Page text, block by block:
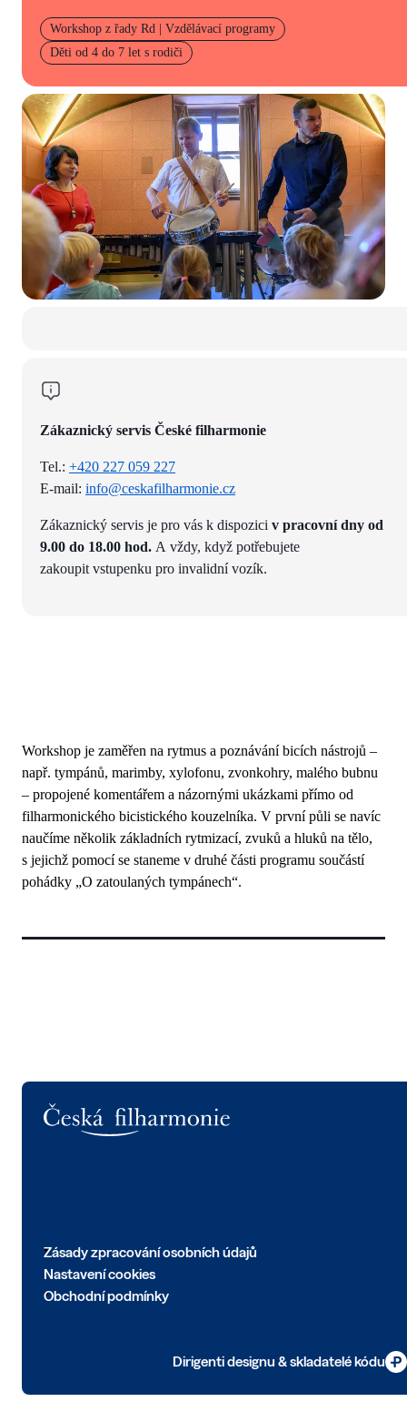
Workshop z řady Rd | Vzdělávací programy
Děti od 4 do 7 let s rodiči
Zákaznický servis České filharmonie
Tel.: +420 227 059 227
E-mail: info@ceskafilharmonie.cz
Zákaznický servis je pro vás k dispozici v pracovní dny od
9.00 do 18.00 hod. A vždy, když potřebujete
zakoupit vstupenku pro invalidní vozík.
Workshop je zaměřen na rytmus a poznávání bicích nástrojů –
např. tympánů, marimby, xylofonu, zvonkohry, malého bubnu
– propojené komentářem a názornými ukázkami přímo od
filharmonického bicistického kouzelníka. V první půli se navíc
naučíme několik základních rytmizací, zvuků a hluků na tělo,
s jejichž pomocí se staneme v druhé části programu součástí
pohádky „O zatoulaných tympánech“.
Zásady zpracování osobních údajů
Nastavení cookies
Obchodní podmínky
Dirigenti designu & skladatelé kódu